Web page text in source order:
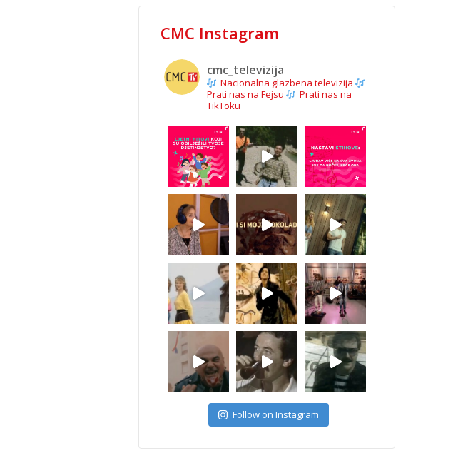
CMC Instagram
cmc_televizija
Nacionalna glazbena televizija
Prati nas na Fejsu
Prati nas na
TikToku
Follow on Instagram